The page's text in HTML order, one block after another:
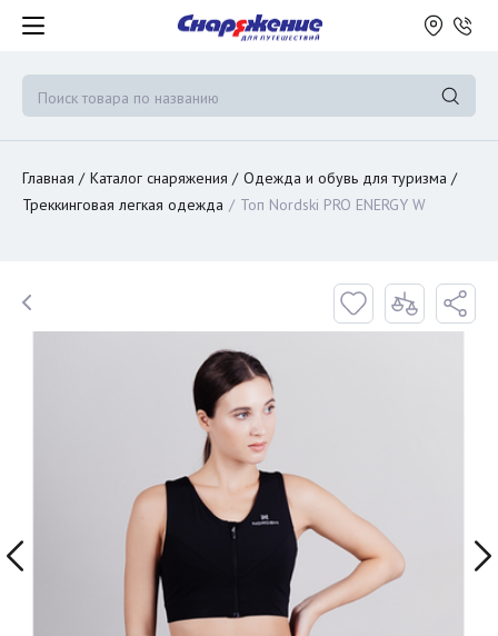
Главная Каталог снаряжения
Одежда и обувь для туризма
Треккинговая легкая одежда
Топ Nordski PRO ENERGY W